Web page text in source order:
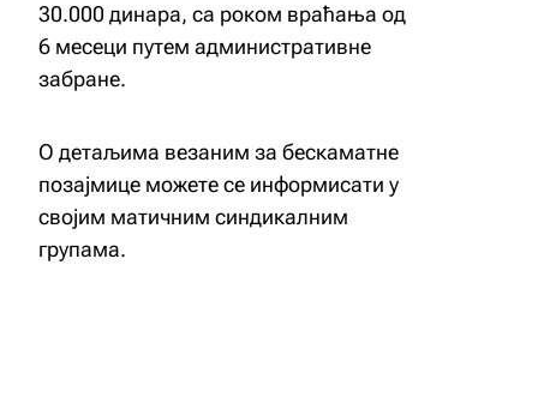
30.000 динара, са роком враћања од
6 месеци путем административне
забране.
О детаљима везаним за бескаматне
позајмице можете се информисати у
својим матичним синдикалним
групама.